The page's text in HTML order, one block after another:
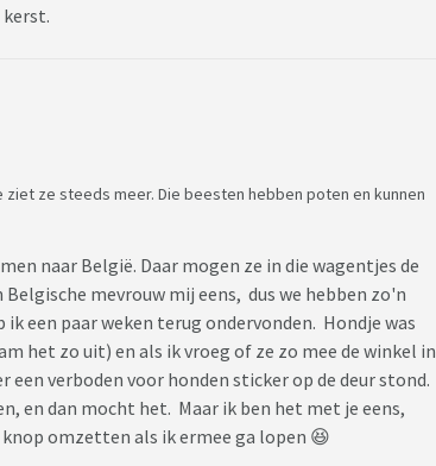
ze steeds meer. Die beesten hebben poten en kunnen
naar België. Daar mogen ze in die wagentjes de
mevrouw mij eens, dus we hebben zo'n
een paar weken terug ondervonden. Hondje was
het zo uit) en als ik vroeg of ze zo mee de winkel in
verboden voor honden sticker op de deur stond.
en dan mocht het. Maar ik ben het met je eens,
omzetten als ik ermee ga lopen 😆